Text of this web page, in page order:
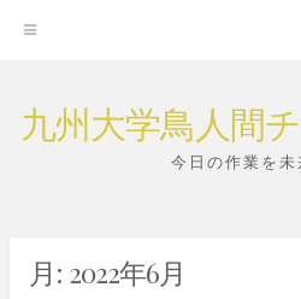
Skip
九州大学鳥人間
今日の作業を未
月: 2022年6月